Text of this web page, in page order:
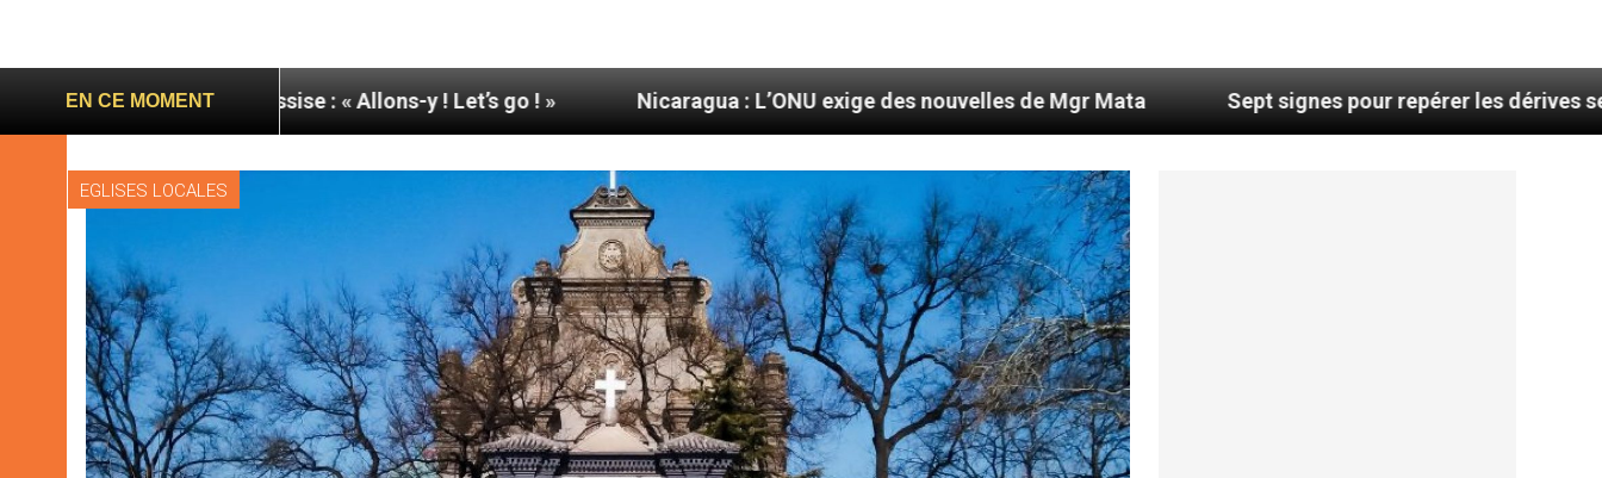
EN CE MOMENT
du pape à Assise : « Allons-y ! Let’s go ! » Nicaragua : L’ONU exige des nouvelles de Mgr Mata Sept signes pour repérer les dérives sectaires du
EGLISES LOCALES